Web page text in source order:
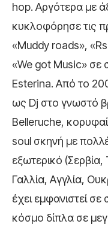
hop. Αργότερα με
κυκλοφόρησε τις
«Μuddy roads»,
«We got Music» σε
Esterina. Από το
ως Dj στο γνωστό
Belleruche,
soul σκηνή με
εξωτερικό
Γαλλία, Αγγλία,
έχει εμφανιστεί
κόσμο δίπλα σε